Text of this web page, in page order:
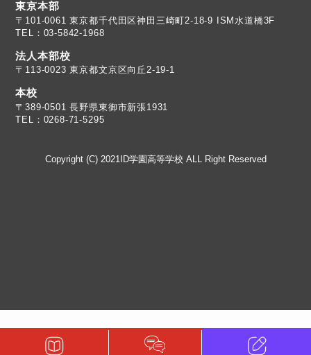
東京本部
TEL：03-5842-1968
法人本部校
〒113-0023 東京都文京区向丘2-19-1
本校
TEL：0268-71-5295
Copyright (C) 2021ID学園高等学校 ALL Right Reserved